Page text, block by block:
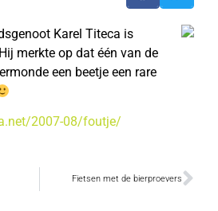
Karel Titeca is
merkte op dat één van de
een beetje een rare
2007-08/foutje/
Fietsen met de bierproevers